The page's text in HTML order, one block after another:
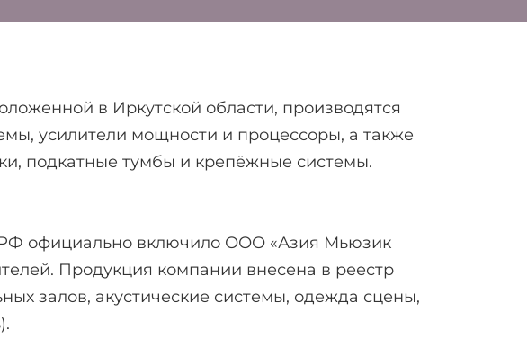
в Иркутской области, производятся
усилители мощности и процессоры, а также
подкатные тумбы и крепёжные системы.
официально включило ООО «Азия Мьюзик
Продукция компании внесена в реестр
залов, акустические системы, одежда сцены,